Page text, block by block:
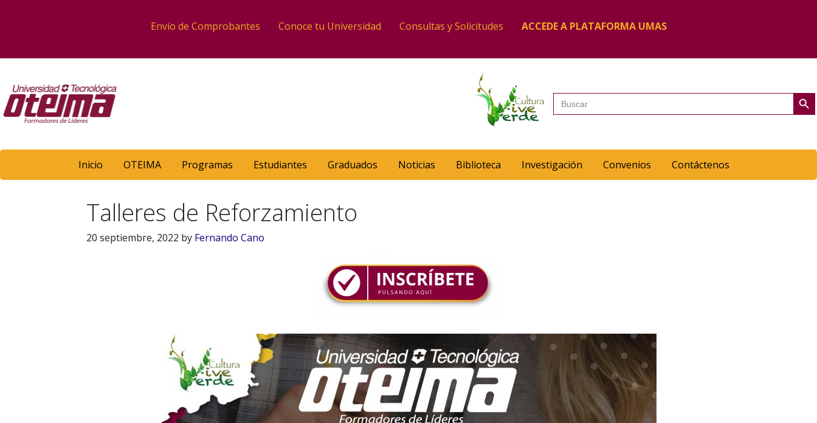
Envío de Comprobantes Conoce tu Universidad Consultas y Solicitudes ACCEDE A PLATAFORMA UMAS
Buscar: Botón de
Inicio OTEIMA Programas Estudiantes Graduados Noticias Biblioteca Investigación Convenios Contáctenos
Talleres de Reforzamiento
20 septiembre, 2022 by Fernando Cano